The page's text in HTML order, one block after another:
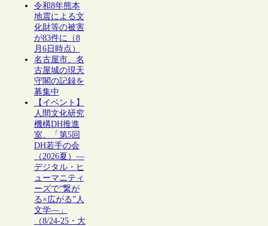
令和8年熊本
地震による文
化財等の被害
が83件に（8
月6日時点）
名古屋市、名
古屋城の現天
守閣の記録を
募集中
【イベント】
人間文化研究
機構DH推進
室、「第5回
DH若手の会
（2026夏）―
デジタル・ヒ
ューマニティ
ーズで“繋が
る×広がる”人
文学―」
（8/24-25・大